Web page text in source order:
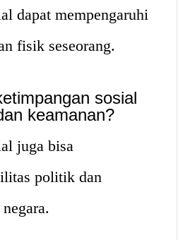
dapat mempengaruhi
fisik seseorang.
sosial
keamanan?
juga bisa
politik dan